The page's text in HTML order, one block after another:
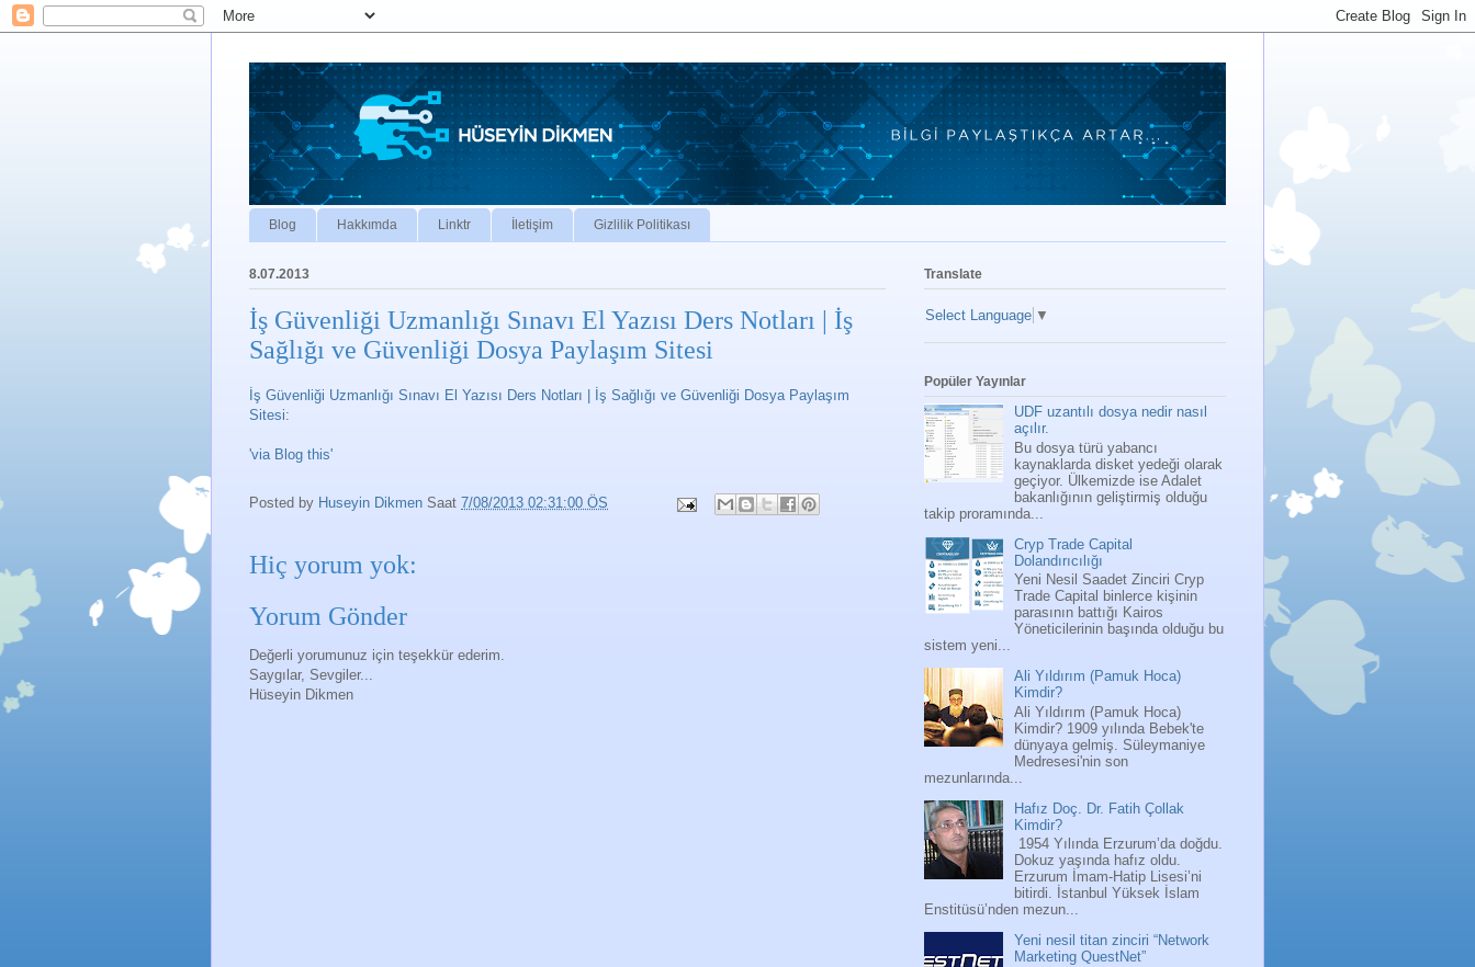
Blog Hakkımda Linktr İletişim Gizlilik Politikası
8.07.2013
İş Güvenliği Uzmanlığı Sınavı El Yazısı Ders Notları | İş
Sağlığı ve Güvenliği Dosya Paylaşım Sitesi
İş Güvenliği Uzmanlığı Sınavı El Yazısı Ders Notları | İş Sağlığı ve Güvenliği Dosya Paylaşım
Sitesi:
'via Blog this'
Posted by Huseyin Dikmen Saat 7/08/2013 02:31:00 ÖS
Hiç yorum yok:
Yorum Gönder
Değerli yorumunuz için teşekkür ederim.
Saygılar, Sevgiler...
Hüseyin Dikmen
Translate
Select Language ▼
Popüler Yayınlar
UDF uzantılı dosya nedir nasıl
açılır.
Bu dosya türü yabancı
kaynaklarda disket yedeği olarak
geçiyor. Ülkemizde ise Adalet
bakanlığının geliştirmiş olduğu
takip proramında...
Cryp Trade Capital
Dolandırıcılığı
Yeni Nesil Saadet Zinciri Cryp
Trade Capital binlerce kişinin
parasının battığı Kairos
Yöneticilerinin başında olduğu bu
sistem yeni...
Ali Yıldırım (Pamuk Hoca)
Kimdir?
Ali Yıldırım (Pamuk Hoca)
Kimdir? 1909 yılında Bebek'te
dünyaya gelmiş. Süleymaniye
Medresesi'nin son
mezunlarında...
Hafız Doç. Dr. Fatih Çollak
Kimdir?
1954 Yılında Erzurum’da doğdu.
Dokuz yaşında hafız oldu.
Erzurum İmam-Hatip Lisesi’ni
bitirdi. İstanbul Yüksek İslam
Enstitüsü’nden mezun...
Yeni nesil titan zinciri “Network
Marketing QuestNet”